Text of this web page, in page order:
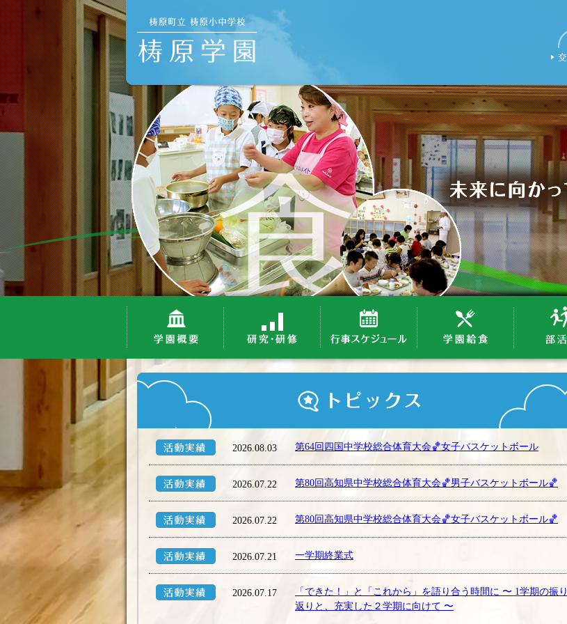
2026.08.03 第64回四国中学校総合体育大会🏀女子バスケットボール
2026.07.22 第80回高知県中学校総合体育大会🏀男子バスケットボール🏀
2026.07.22 第80回高知県中学校総合体育大会🏀女子バスケットボール🏀
2026.07.21 一学期終業式
2026.07.17
「できた！」と「これから」を語り合う時間に 〜 1学期の振り
返りと、充実した２学期に向けて 〜